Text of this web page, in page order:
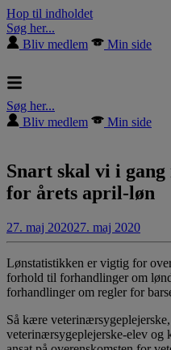
Hop til indholdet
Søg her...
Bliv medlem
Min side
Søg her...
Bliv medlem
Min side
Snart skal vi i
for årets april-løn
27. maj 202027. maj 2020
Lønstatistikken er vigtig for
forhold til forhandlinger om
forhandlinger om regler for
Så kære
veterinærsygeplejerske-elev og